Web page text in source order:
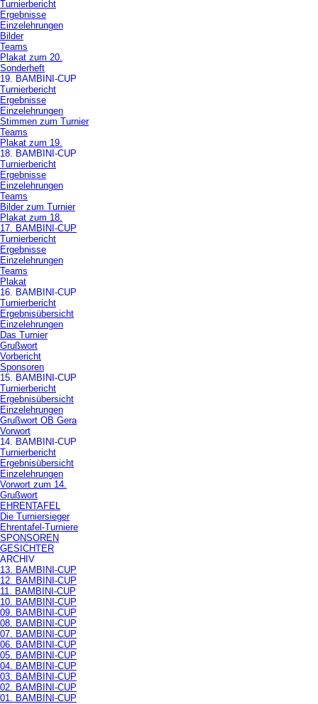
Turnierbericht
Ergebnisse
Einzelehrungen
Bilder
Teams
Plakat zum 20.
Sonderheft
19. BAMBINI-CUP
Turnierbericht
Ergebnisse
Einzelehrungen
Stimmen zum Turnier
Teams
Plakat zum 19.
18. BAMBINI-CUP
Turnierbericht
Ergebnisse
Einzelehrungen
Teams
Bilder zum Turnier
Plakat zum 18.
17. BAMBINI-CUP
Turnierbericht
Ergebnisse
Einzelehrungen
Teams
Plakat
16. BAMBINI-CUP
Turnierbericht
Ergebnisübersicht
Einzelehrungen
Das Turnier
Grußwort
Vorbericht
Sponsoren
15. BAMBINI-CUP
Turnierbericht
Ergebnisübersicht
Einzelehrungen
Grußwort OB Gera
Vorwort
14. BAMBINI-CUP
Turnierbericht
Ergebnisübersicht
Einzelehrungen
Vorwort zum 14.
Grußwort
EHRENTAFEL
Die Turniersieger
Ehrentafel-Turniere
SPONSOREN
GESICHTER
ARCHIV
13. BAMBINI-CUP
12. BAMBINI-CUP
11. BAMBINI-CUP
10. BAMBINI-CUP
09. BAMBINI-CUP
08. BAMBINI-CUP
07. BAMBINI-CUP
06. BAMBINI-CUP
05. BAMBINI-CUP
04. BAMBINI-CUP
03. BAMBINI-CUP
02. BAMBINI-CUP
01. BAMBINI-CUP